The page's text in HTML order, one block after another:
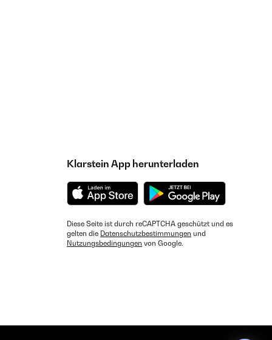
Klarstein App herunterladen
Diese Seite ist durch reCAPTCHA geschützt und es
gelten die Datenschutzbestimmungen und
Nutzungsbedingungen von Google.